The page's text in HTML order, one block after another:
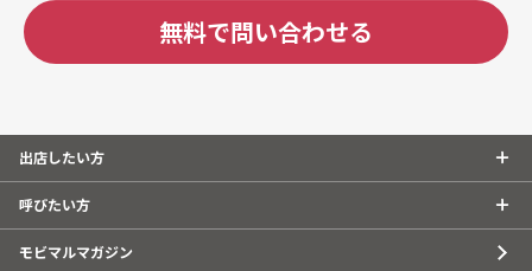
無料で問い合わせる
出店したい方
呼びたい方
モビマルマガジン